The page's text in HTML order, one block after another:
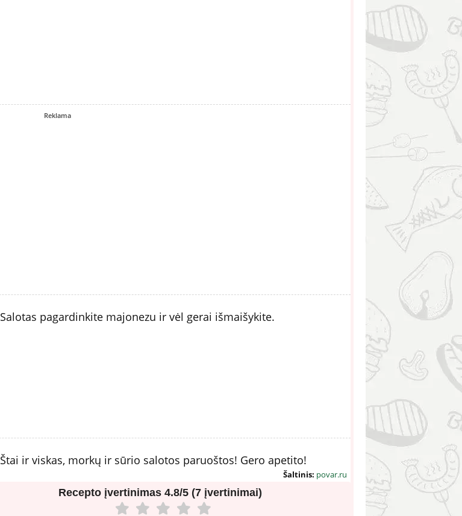
Reklama
Salotas pagardinkite majonezu ir vėl gerai išmaišykite.
Štai ir viskas, morkų ir sūrio salotos paruoštos! Gero apetito!
Šaltinis: povar.ru
Recepto įvertinimas4.8/5 (7 įvertinimai)